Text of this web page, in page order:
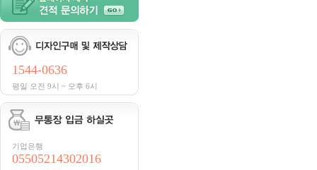
1544-0636
평일 오전 9시 ~ 오후 6시
기업은행
05505214302016